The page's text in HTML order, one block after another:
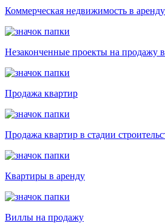
Коммерческая недвижимость в
Незаконченные проекты на продажу
Продажа квартир
Продажа квартир в стадии
Квартиры в аренду
Виллы на продажу